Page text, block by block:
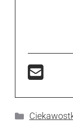
Kategorie